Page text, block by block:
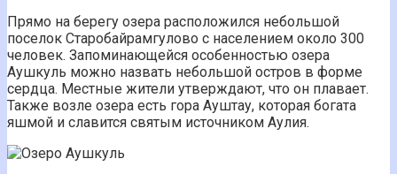
Прямо на берегу озера расположился небольшой
поселок Старобайрамгулово с населением около 300
человек. Запоминающейся особенностью озера
Аушкуль можно назвать небольшой остров в форме
сердца. Местные жители утверждают, что он плавает.
Также возле озера есть гора Ауштау, которая богата
яшмой и славится святым источником Аулия.